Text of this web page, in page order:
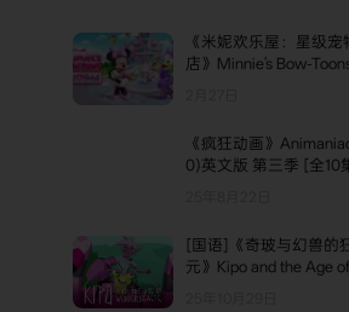
《米妮欢乐屋：星级宠
店》Minnie's Bow-
《疯狂动画》
0)英文版 第三季 [全10
[国语]《奇玻与幻兽的
元》Kipo and the Age